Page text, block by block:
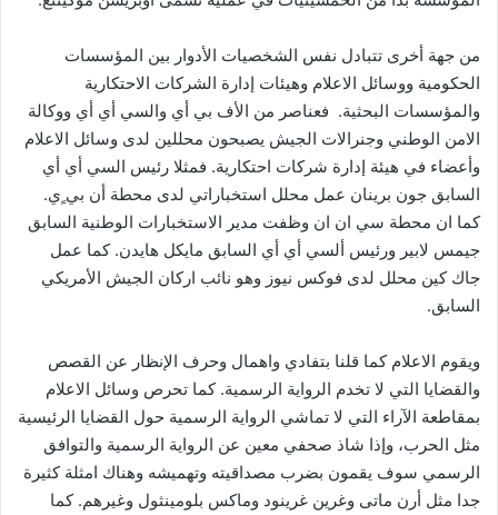
من جهة أخرى تتبادل نفس الشخصيات الأدوار بين المؤسسات
الحكومية ووسائل الاعلام وهيئات إدارة الشركات الاحتكارية
والمؤسسات البحثية. فعناصر من الأف بي أي والسي أي أي ووكالة
الامن الوطني وجنرالات الجيش يصبحون محللين لدى وسائل الاعلام
وأعضاء في هيئة إدارة شركات احتكارية. فمثلا رئيس السي أي أي
السابق جون برينان عمل محلل استخباراتي لدى محطة أن بي ٍي.
كما ان محطة سي ان ان وظفت مدير الاستخبارات الوطنية السابق
جيمس لابير ورئيس ألسي أي أي السابق مايكل هايدن. كما عمل
جاك كين محلل لدى فوكس نيوز وهو نائب اركان الجيش الأمريكي
السابق.
ويقوم الاعلام كما قلنا بتفادي واهمال وحرف الإنظار عن القصص
والقضايا التي لا تخدم الرواية الرسمية. كما تحرص وسائل الاعلام
بمقاطعة الآراء التي لا تماشي الرواية الرسمية حول القضايا الرئيسية
مثل الحرب، وإذا شاذ صحفي معين عن الرواية الرسمية والتوافق
الرسمي سوف يقمون بضرب مصداقيته وتهميشه وهناك امثلة كثيرة
جدا مثل أرن ماتى وغرين غرينود وماكس بلومينثول وغيرهم. كما